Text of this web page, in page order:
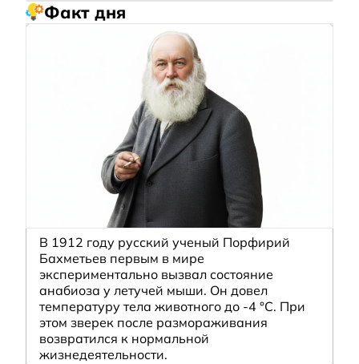
Факт дня
В 1912 году русский ученый Порфирий
Бахметьев первым в мире
экспериментально вызвал состояние
анабиоза у летучей мыши. Он довел
температуру тела животного до -4 °C. При
этом зверек после размораживания
возвратился к нормальной
жизнедеятельности.